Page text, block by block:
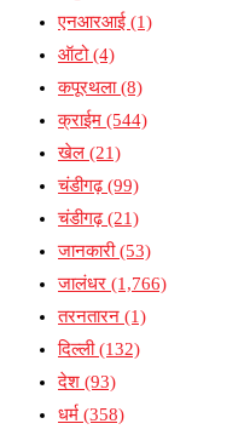
एनआरआई (1)
ऑटो(4)
कपूरथला(8)
क्राईम (544)
खेल (21)
चंडीगढ़(99)
चंडीगढ़(21)
जानकारी(53)
जालंधर (1,766)
तरनतारन (1)
दिल्ली(132)
देश (93)
धर्म (358)